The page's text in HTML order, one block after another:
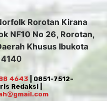
Rorotan Kirana
NF10 No 26, Rorotan,
Khusus Ibukota
4643 | 0851-7512-
Redaksi |